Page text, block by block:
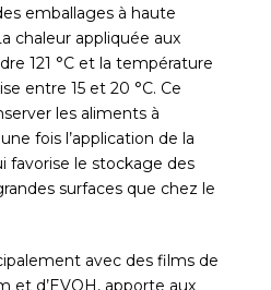
emballages à haute
chaleur appliquée aux
121 °C et la température
entre 15 et 20 °C. Ce
les aliments à
fois l’application de la
favorise le stockage des
surfaces que chez le
avec des films de